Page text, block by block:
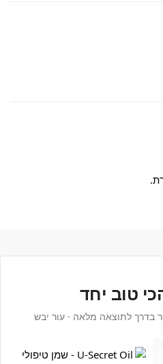
טוב יחד
בדרך לתוצאה מלאה · עור יבש